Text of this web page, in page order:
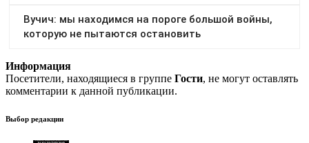
Информация
Посетители, находящиеся в группе Гости, не могут оставлять
комментарии к данной публикации.
Выбор редакции